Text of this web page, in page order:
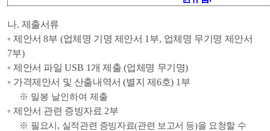
나. 제출서류
◦ 제안서8부 (업체명 기명 제안서 1 부, 업체명 무기명 제안서
7부)
◦ 제안서 파일USB 1 개 제출(업체명 무기명)
◦ 가격제안서 및 산출내역서(별지 제 6호) 1 부
※ 밀봉 날인하여 제출
◦ 제안서 관련 증빙자료 2부
※ 필요시 , 실적관련 증빙자료(관련 보고서 등)을 요청할 수